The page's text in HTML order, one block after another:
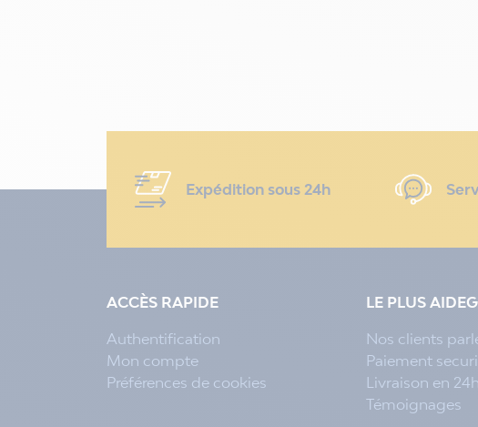
Expédition sous 24h
ACCÈS RAPIDE
Authentification
Mon compte
Préférences de cookies
LE PLUS
Nos clients
Paiement
Livraison en
Témoignages